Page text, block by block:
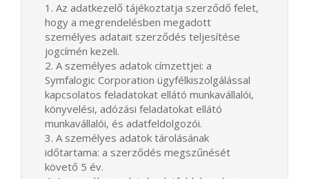
1. Az adatkezelő tájékoztatja szerződő felet,
hogy a megrendelésben megadott
személyes adatait szerződés teljesítése
jogcímén kezeli.
2. A személyes adatok címzettjei: a
Symfalogic Corporation ügyfélkiszolgálással
kapcsolatos feladatokat ellátó munkavállalói,
könyvelési, adózási feladatokat ellátó
munkavállalói, és adatfeldolgozói.
3. A személyes adatok tárolásának
időtartama: a szerződés megszűnését
követő 5 év.